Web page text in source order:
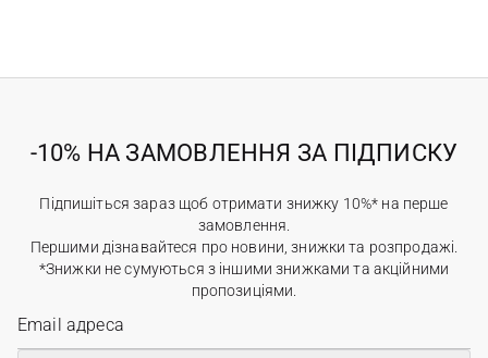
-10% НА ЗАМОВЛЕННЯ ЗА ПІДПИСКУ
Підпишіться зараз щоб отримати знижку 10%* на перше
замовлення.
Першими дізнавайтеся про новини, знижки та розпродажі.
*Знижки не сумуються з іншими знижками та акційними
пропозиціями.